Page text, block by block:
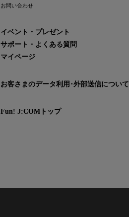
お問い合わせ
イベント・プレゼント
サポート・よくある質問
マイページ
お客さまのデータ利用･外部送信について
Fun! J:COMトップ